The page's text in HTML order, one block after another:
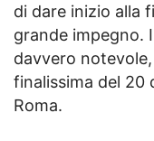
di dare inizio alla
grande impegno.
davvero
finalissima del 20
Roma.